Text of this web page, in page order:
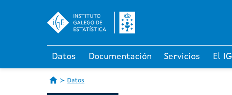
Datos Documentación Servicios El
Datos